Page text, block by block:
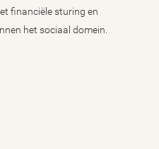
financiële sturing en
het sociaal domein.